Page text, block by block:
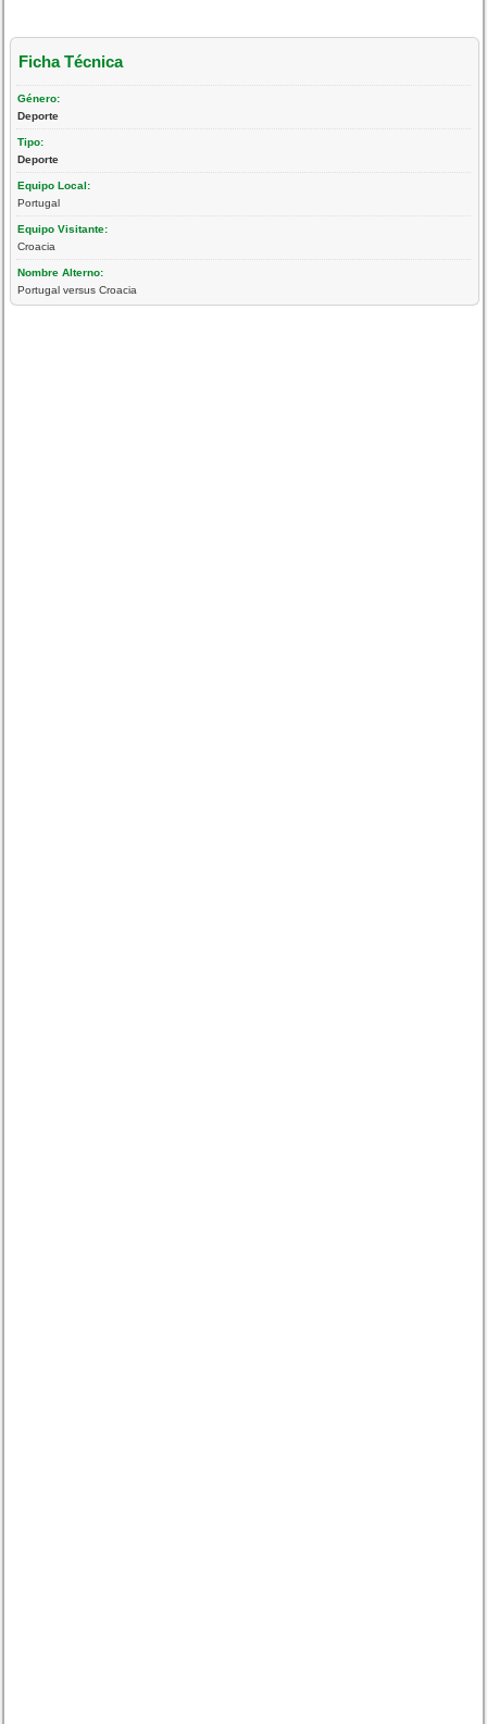
Ficha Técnica
Género:
Deporte
Tipo:
Deporte
Equipo Local:
Portugal
Equipo Visitante:
Croacia
Nombre Alterno:
Portugal versus Croacia